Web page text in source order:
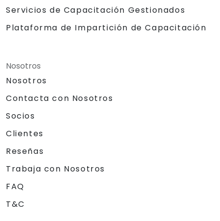
Servicios de Capacitación Gestionados
Plataforma de Impartición de Capacitación
Nosotros
Nosotros
Contacta con Nosotros
Socios
Clientes
Reseñas
Trabaja con Nosotros
FAQ
T&C